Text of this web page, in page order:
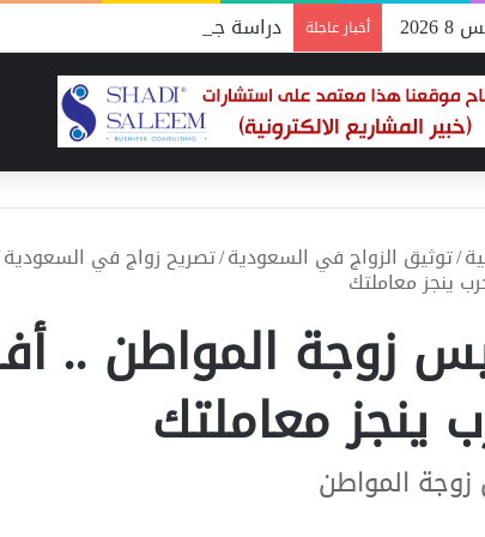
أخبار عاجلة دراسة جدوى مصنع شحوم التكاليف
/توثيق الزواج في السعودية/تصريح زواج في السعودية
ينجز معاملتك
زوجة المواطن ..
ينجز معاملتك
المواطن